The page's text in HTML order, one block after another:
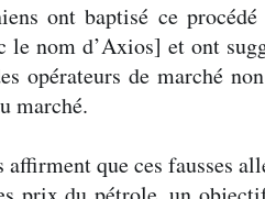
ont baptisé ce procédé
le nom d’Axios] et ont
opérateurs de marché
marché.
affirment que ces fausses